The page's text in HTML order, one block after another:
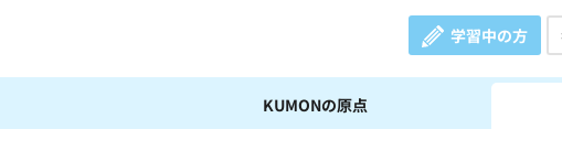
学習中の方
KUMONの原点